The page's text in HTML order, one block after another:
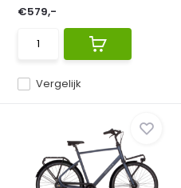
Vergelijk
€579,-